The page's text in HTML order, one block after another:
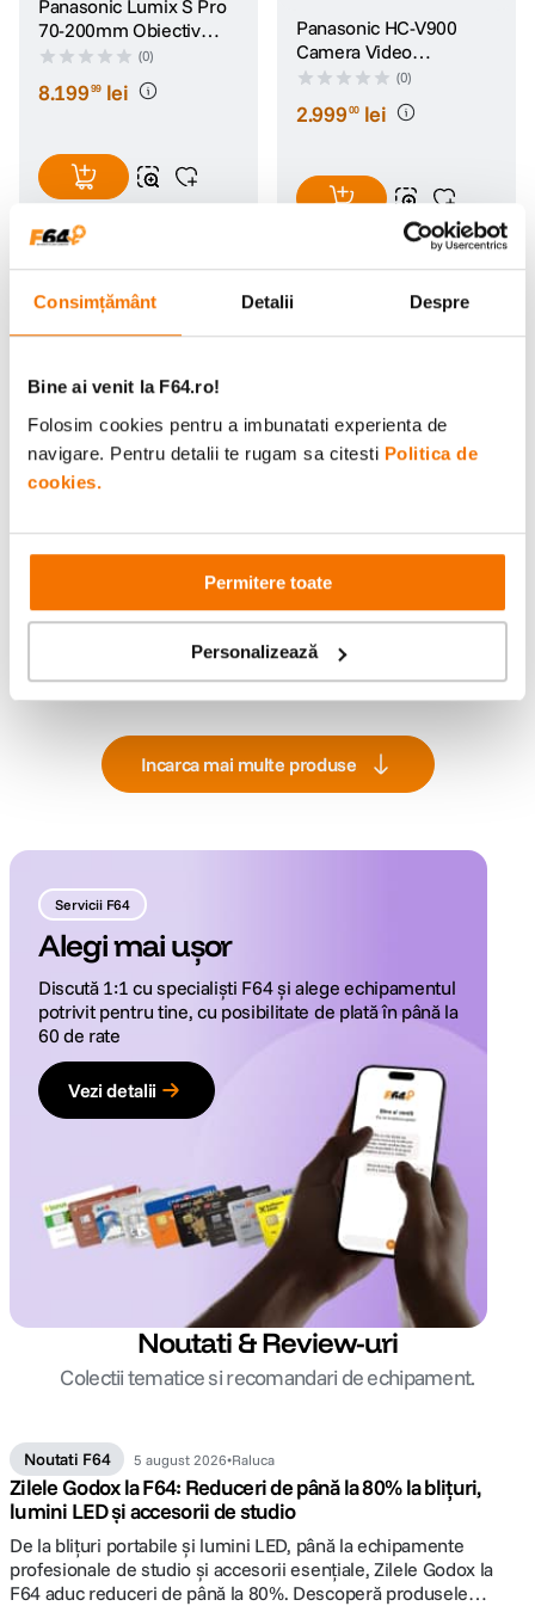
Consimțământ Detalii Despre
Bine ai venit la F64.ro!
Folosim cookies pentru a imbunatati experienta de
navigare. Pentru detalii te rugam sa citesti Politica de
cookies.
Permitere toate
Personalizează
Panasonic Lumix S Pro
70-200mm Obiectiv
Foto Mirrorless F4 OIS
Full Frame Montura L
(0)
8.19999 lei
Panasonic HC-V900
Camera Video
Compacta Full HD Zoom
24x 29mm F1.8 Hybrid
O.I.S. HDR
(0)
2.99900 lei
Panasonic HC-VX3
Camera Video
Compacta 4K Zoom 24x
25mm F1.8 Hybrid O.I.S.
(2)
3.79900
cumpara impreuna
Aparat Foto Mirrorless
Full-Frame 24.2MP
(3)
Se afișează12 din 16 rezultate
Incarca mai multe produse
Servicii F64
Alegi mai ușor
Discută 1:1 cu specialiști F64 și alege echipamentul
potrivit pentru tine, cu posibilitate de plată în până la
60 de rate
Vezi detalii
Noutati & Review-uri
Colectii tematice si recomandari de echipament.
Noutati F64 5 august 2026 Raluca
Zilele Godox la F64: Reduceri de până la 80% la blițuri,
lumini LED și accesorii de studio
De la blițuri portabile și lumini LED, până la echipamente
profesionale de studio și accesorii esențiale, Zilele Godox la
F64 aduc reduceri de până la 80%. Descoperă produsele